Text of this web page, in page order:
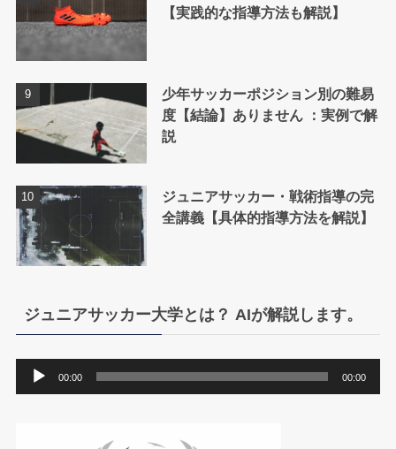
【実践的な指導方法も解説】
少年サッカーポジション別の難易
度【結論】ありません ：実例で解
説
ジュニアサッカー・戦術指導の完
全講義【具体的指導方法を解説】
ジュニアサッカー大学とは？ AIが解説します。
声
00:00 00:00